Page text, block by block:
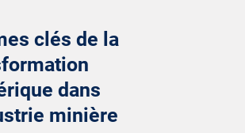
clés de la
dans
minière